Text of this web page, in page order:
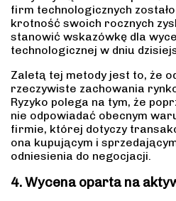
firm technologicznych
krotność swoich rocznych
stanowić wskazówkę dla
technologicznej w dniu
Zaletą tej metody jest to, że
rzeczywiste zachowania
Ryzyko polega na tym, że
nie odpowiadać obecnym
firmie, której dotyczy
ona kupującym i
odniesienia do negocjacji.
4. Wycena oparta na